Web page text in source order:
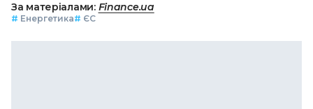
За матеріалами: Finance.ua
# Енергетика# ЄС